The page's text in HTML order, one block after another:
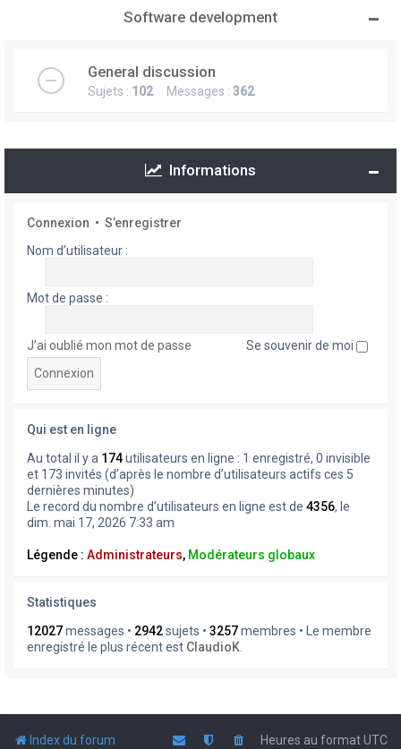
Software development
General discussion
Sujets : 102Messages : 362
Informations
Connexion • S’enregistrer
Nom d’utilisateur :
Mot de passe :
J’ai oublié mon mot de passe Se souvenir de moi
Qui est en ligne
Au total il y a 174utilisateurs en ligne : 1 enregistré, 0 invisible
et 173 invités (d’après le nombre d’utilisateurs actifs ces 5
dernières minutes)
Le record du nombre d’utilisateurs en ligne est de 4356, le
dim. mai 17, 2026 7:33 am
Légende : Administrateurs, Modérateurs globaux
Statistiques
12027messages • 2942sujets • 3257membres • Le membre
enregistré le plus récent est ClaudioK
Index du forum Heures au formatUTC